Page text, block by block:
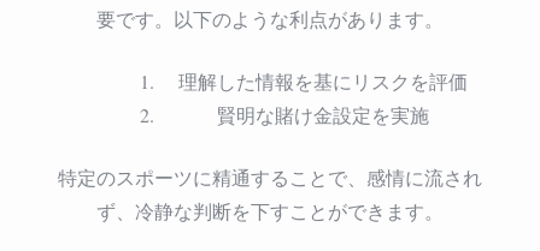
要です。以下のような利点があります。
理解した情報を基にリスクを評価
賢明な賭け金設定を実施
特定のスポーツに精通することで、感情に流され
ず、冷静な判断を下すことができます。